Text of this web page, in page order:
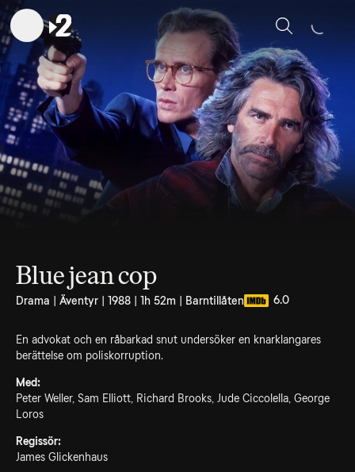
Sök
Blue jean cop
Drama | Äventyr | 1988 | 1h 52m | Barntillåten 6.0
En advokat och en råbarkad snut undersöker en knarklangares
berättelse om poliskorruption.
Med:
Peter Weller, Sam Elliott, Richard Brooks, Jude Ciccolella, George
Loros
Regissör:
James Glickenhaus